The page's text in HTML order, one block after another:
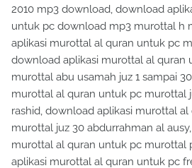
2010 mp3 download, download
untuk pc download mp3 murottal h
aplikasi murottal al quran untuk pc
download aplikasi murottal al quran
murottal abu usamah juz 1 sampai
murottal al quran untuk pc murottal
rashid, download aplikasi murottal
murottal juz 30 abdurrahman al
murottal al quran untuk pc murottal
aplikasi murottal al quran untuk pc